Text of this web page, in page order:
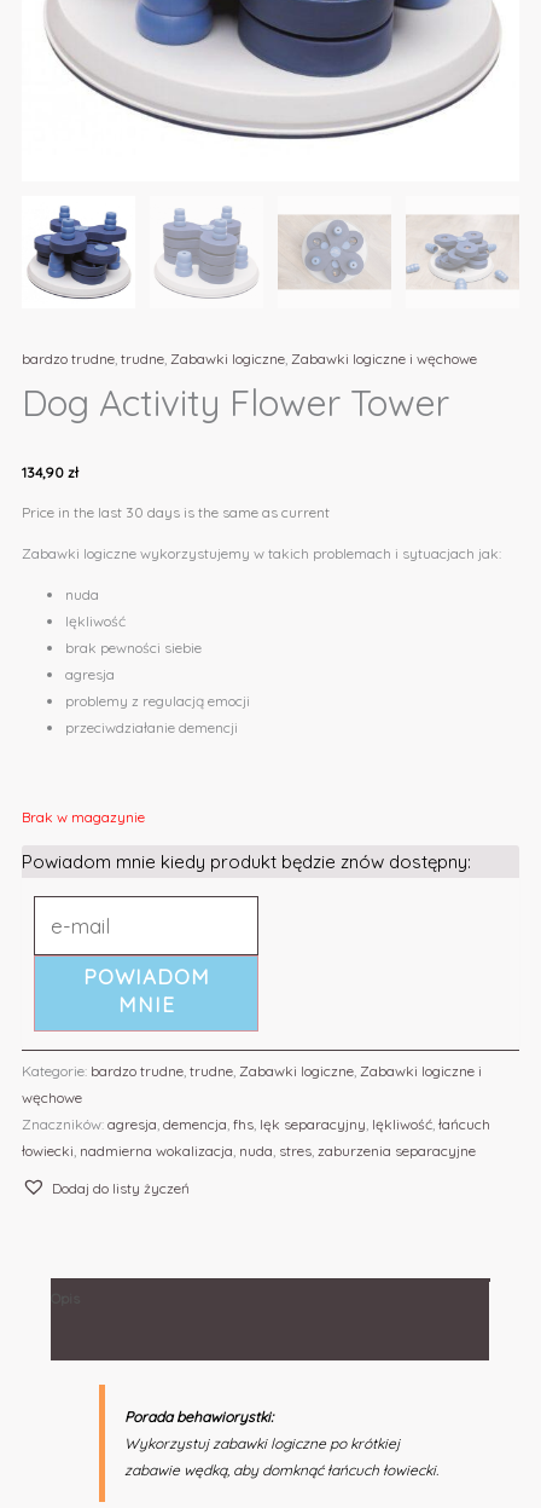
bardzo trudne,trudne,Zabawki logiczne,Zabawki logiczne i węchowe
Dog Activity Flower Tower
134,90zł
Price in the last 30 days is the same as current
Zabawki logiczne wykorzystujemy w takich problemach i sytuacjach jak:
nuda
lękliwość
brak pewności siebie
agresja
problemy z regulacją emocji
przeciwdziałanie demencji
Brak w magazynie
Powiadom mnie kiedy produkt będzie znów dostępny:
POWIADOM
MNIE
Kategorie: bardzo trudne ,trudne Zabawki logiczne Zabawki logiczne i
węchowe
Znaczników:agresja ,demencja ,fhs lęk separacyjny lękliwość ,łańcuch
łowiecki nadmierna wokalizacja nuda stres zaburzenia separacyjne
Dodaj do listy życzeń
Porada behawiorystki:
Wykorzystuj zabawki logiczne po krótkiej
zabawie wędką, aby domknąć łańcuch łowiecki.